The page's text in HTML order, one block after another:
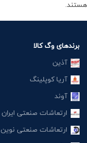
هستند.
برندهای وگ کالا
آذین
آریا کوپلینگ
آوند
ارتعاشات صنعتی ایران
ارتعاشات صنعتی نوین